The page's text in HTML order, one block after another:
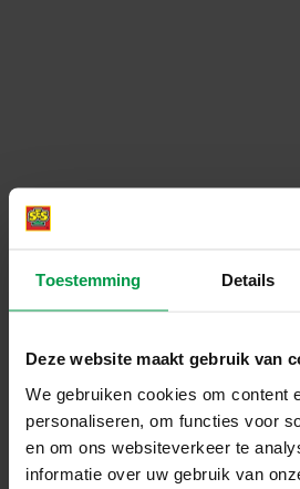
Toestemming Details
Deze website maakt gebruik van
We gebruiken cookies om content
personaliseren, om functies voor
en om ons websiteverkeer te
informatie over uw gebruik van